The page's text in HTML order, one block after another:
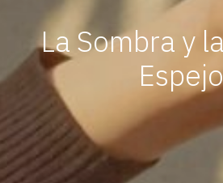
La Sombra y
Espejo